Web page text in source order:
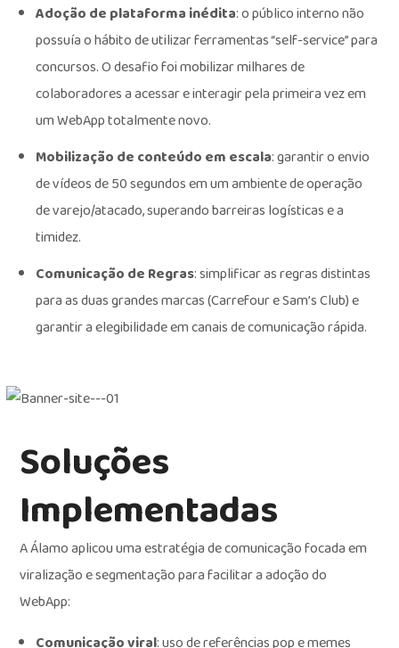
Adoção de plataforma inédita: o público interno não
possuía o hábito de utilizar ferramentas “self-service” para
concursos. O desafio foi mobilizar milhares de
colaboradores a acessar e interagir pela primeira vez em
um WebApp totalmente novo.
Mobilização de conteúdo em escala: garantir o envio
de vídeos de 50 segundos em um ambiente de operação
de varejo/atacado, superando barreiras logísticas e a
timidez.
Comunicação de Regras: simplificar as regras distintas
para as duas grandes marcas (Carrefour e Sam’s Club) e
garantir a elegibilidade em canais de comunicação rápida.
Soluções
Implementadas
A Álamo aplicou uma estratégia de comunicação focada em
viralização e segmentação para facilitar a adoção do
WebApp: